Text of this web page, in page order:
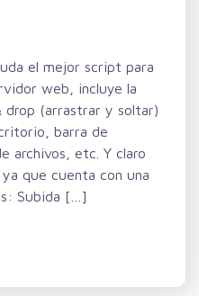
el mejor script para
web, incluye la
drop (arrastrar y soltar)
barra de
archivos, etc. Y claro
que cuenta con una
Subida […]